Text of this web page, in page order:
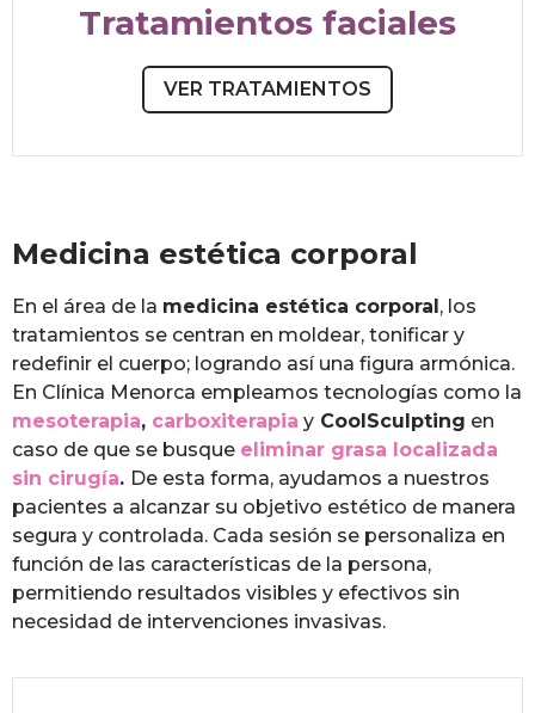
Tratamientos faciales
VER TRATAMIENTOS
Medicina estética corporal
En el área de la medicina estética corporal, los
tratamientos se centran en moldear, tonificar y
redefinir el cuerpo; logrando así una figura armónica.
En Clínica Menorca empleamos tecnologías como la
mesoterapia, carboxiterapia y CoolSculpting en
caso de que se busque eliminar grasa localizada
sin cirugía. De esta forma, ayudamos a nuestros
pacientes a alcanzar su objetivo estético de manera
segura y controlada. Cada sesión se personaliza en
función de las características de la persona,
permitiendo resultados visibles y efectivos sin
necesidad de intervenciones invasivas.